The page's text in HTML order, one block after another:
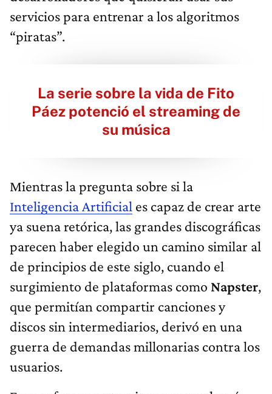
servicios para entrenar a los algoritmos
“piratas”.
La serie sobre la vida de Fito
Páez potenció el streaming de
su música
Mientras la pregunta sobre si la
Inteligencia Artificial es capaz de crear arte
ya suena retórica, las grandes discográficas
parecen haber elegido un camino similar al
de principios de este siglo, cuando el
surgimiento de plataformas como Napster,
que permitían compartir canciones y
discos sin intermediarios, derivó en una
guerra de demandas millonarias contra los
usuarios.